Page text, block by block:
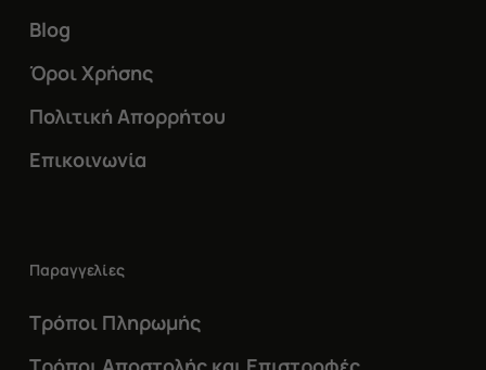
Blog
Όροι Χρήσης
Πολιτική Απορρήτου
Επικοινωνία
Παραγγελίες
Τρόποι Πληρωμής